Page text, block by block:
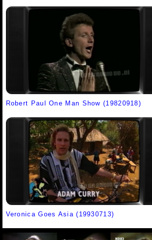
Robert Paul One Man Show (19820918)
Veronica Goes Asia (19930713)